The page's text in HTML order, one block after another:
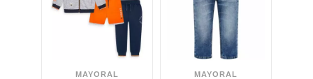
MAYORAL MAYORAL